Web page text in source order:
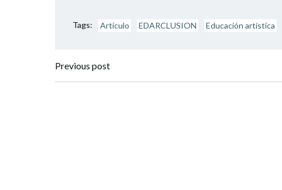
Tags: Artículo EDARCLUSION Educación artística
Navegación
Previous post